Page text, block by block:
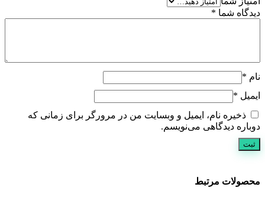
دیدگاه شما *
نام *
ایمیل *
ذخیره نام، ایمیل و وبسایت من در مرورگر برای زمانی که
دوباره دیدگاهی می‌نویسم.
محصولات مرتبط